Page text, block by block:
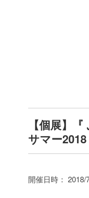
【個展】
サマー2018
開催日時： 2018/